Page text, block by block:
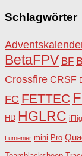
Schlagwörter
BetaFPV BF
Crossfire CRSF
FC FETTEC
HD HGLRC
Lumenier mini Pro